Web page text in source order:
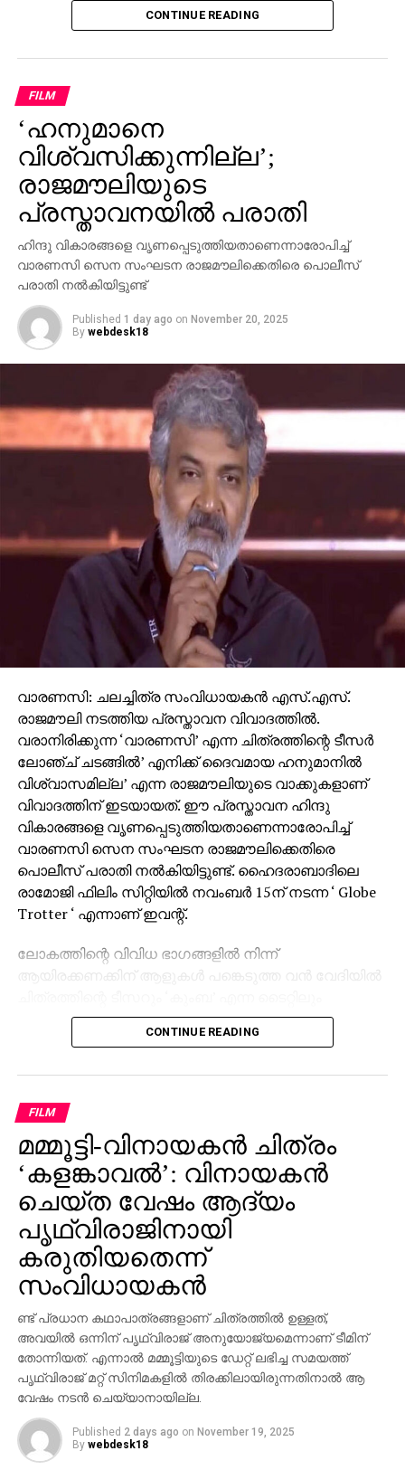
പിണറായി വിജയന്‍ എന്തുകൊണ്ട് മൗനം പാലിക്കുന്നു.
പാര്‍ട്ടിക്ക് ഒരു കുഴപ്പവുമില്ലെന്ന് പറയാന്‍ എം.വി
ഗോവിന്ദന് മാത്രമേ കഴിയൂവെന്നും വി.ഡി സതീശന്‍
പരിഹസിച്ചു. എന്തുകൊണ്ട് ദേവസ്വം ബോര്‍ഡ്
പോറ്റിക്കെതിരെ പരാതി നല്‍കിയില്ലെന്നും പോറ്റി
കുടുങ്ങിയാല്‍ പലരും കുടുങ്ങും എന്ന് സിപിഎമ്മിന്
അറിയാമായിരുന്നുവെന്നും അദ്ദേഹം കൂട്ടിച്ചേര്‍ത്തു.
CONTINUE READING
FILM
‘ഹനുമാനെ
വിശ്വസിക്കുന്നില്ല’;
രാജമൗലിയുടെ
പ്രസ്താവനയില്‍ പരാതി
ഹിന്ദു വികാരങ്ങളെ വൃണപ്പെടുത്തിയതാണെന്നാരോപിച്ച്
വാരണസി സെന സംഘടന രാജമൗലിക്കെതിരെ പൊലീസ്
പരാതി നല്‍കിയിട്ടുണ്ട്
Published 1 day ago on November 20, 2025
By webdesk18
വാരണസി: ചലച്ചിത്ര സംവിധായകന്‍ എസ്.എസ്.
രാജമൗലി നടത്തിയ പ്രസ്താവന വിവാദത്തില്‍.
വരാനിരിക്കുന്ന ‘വാരണസി’ എന്ന ചിത്രത്തിന്റെ ടീസര്‍
ലോഞ്ച് ചടങ്ങില്‍’ എനിക്ക് ദൈവമായ ഹനുമാനില്‍
വിശ്വാസമില്ല’ എന്ന രാജമൗലിയുടെ വാക്കുകളാണ്
വിവാദത്തിന് ഇടയായത്. ഈ പ്രസ്താവന ഹിന്ദു
വികാരങ്ങളെ വൃണപ്പെടുത്തിയതാണെന്നാരോപിച്ച്
വാരണസി സെന സംഘടന രാജമൗലിക്കെതിരെ
പൊലീസ് പരാതി നല്‍കിയിട്ടുണ്ട്. ഹൈദരാബാദിലെ
രാമോജി ഫിലിം സിറ്റിയില്‍ നവംബര്‍ 15ന് നടന്ന ‘ Globe
Trotter ‘ എന്നാണ് ഇവന്റ്.
ലോകത്തിന്റെ വിവിധ ഭാഗങ്ങളില്‍ നിന്ന്
ആയിരക്കണക്കിന് ആളുകള്‍ പങ്കെടുത്ത വന്‍ വേദിയില്‍
പുറത്തിറക്കിയിരുന്നു. സാങ്കേതിക പ്രശ്‌നങ്ങള്‍ നേരിട്ട
സമയത്താണ് രാജമൗലി വിവാദമായി മാറിയ പ്രസ്താവന
വൃണപ്പെടുത്തി എന്നാരോപിച്ച് പരാതി ലഭിച്ചിട്ടുണ്ട്.
ഇതുവരെ കേസായി രജിസ്റ്റര്‍ ചെയ്തിട്ടില്ല.
സംഭവത്തിന്റെ നിജസ്ഥിതി പരിശോധിച്ചു വരുന്നു’ എന്ന്
വാരണസി പൊലീസിന്റെ വക്താവ് അറിയിച്ചു. ചടങ്ങില്‍
പ്രധാന താരങ്ങള്‍ ആയിരുന്ന മഹേഷ് ബാബു,
പൃഥ്വിരാജ് സുകുമാരന്‍, പ്രിയങ്ക ചോപ്ര എന്നിവരുടെ
സാന്നിധ്യം ഇവന്റിനെ ദേശീയ തലത്തില്‍ തന്നെ
ശ്രദ്ധേയമാക്കി. ചിത്രത്തില്‍ പ്രിയങ്ക ചോപ്ര
മന്ദാകിനിയായി, പൃഥ്വിരാജ് സുകുമാരന്‍ കുംബയായി
പ്രത്യക്ഷപ്പെടും. 2027ലെ സങ്ക്രാന്തി റിലീസിനായി
‘വാരണസി’ ഒരുക്കപ്പെടുന്നുണ്ട്. എന്നാല്‍
ചിത്രത്തെക്കാള്‍ വലിയ ചര്‍ച്ചയാകുന്നത്
സംവിധായകന്റെ പ്രസ്താവനയും അതിനുശേഷം
ഉയര്‍ന്ന പ്രതിഷേധങ്ങളുമാണ്.
CONTINUE READING
FILM
മമ്മൂട്ടി-വിനായകന്‍ ചിത്രം
‘കളങ്കാവല്‍’: വിനായകന്‍
ചെയ്ത വേഷം ആദ്യം
പൃഥ്വിരാജിനായി
കരുതിയതെന്ന്
സംവിധായകന്‍
ണ്ട് പ്രധാന കഥാപാത്രങ്ങളാണ് ചിത്രത്തില്‍ ഉള്ളത്,
അവയില്‍ ഒന്നിന് പൃഥ്വിരാജ് അനുയോജ്യമെന്നാണ് ടീമിന്
തോന്നിയത്. എന്നാല്‍ മമ്മൂട്ടിയുടെ ഡേറ്റ് ലഭിച്ച സമയത്ത്
പൃഥ്വിരാജ് മറ്റ് സിനിമകളില്‍ തിരക്കിലായിരുന്നതിനാല്‍ ആ
വേഷം നടന്‍ ചെയ്യാനായില്ല.
Published 2 days ago on November 19, 2025
By webdesk18